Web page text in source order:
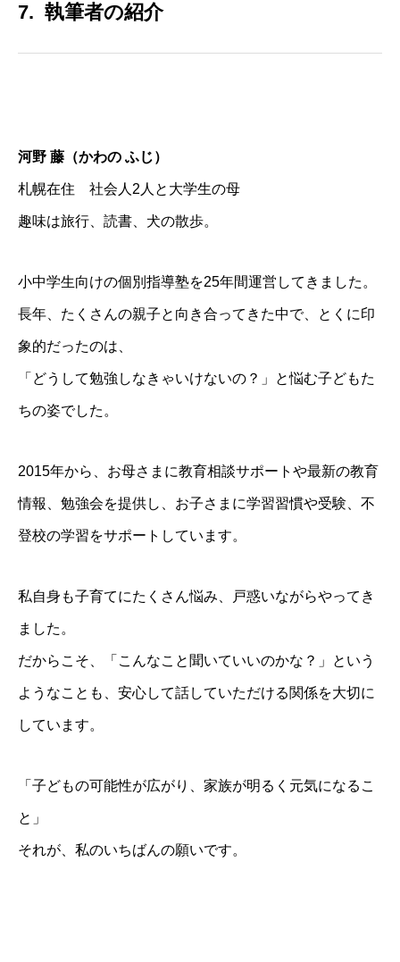
7. 執筆者の紹介
河野 藤（かわの ふじ）
札幌在住 社会人2人と大学生の母
趣味は旅行、読書、犬の散歩。
小中学生向けの個別指導塾を25年間運営してきました。
長年、たくさんの親子と向き合ってきた中で、とくに印
象的だったのは、
「どうして勉強しなきゃいけないの？」と悩む子どもた
ちの姿でした。
2015年から、お母さまに教育相談サポートや最新の教育
情報、勉強会を提供し、お子さまに学習習慣や受験、不
登校の学習をサポートしています。
私自身も子育てにたくさん悩み、戸惑いながらやってき
ました。
だからこそ、「こんなこと聞いていいのかな？」という
ようなことも、安心して話していただける関係を大切に
しています。
「子どもの可能性が広がり、家族が明るく元気になるこ
と」
それが、私のいちばんの願いです。